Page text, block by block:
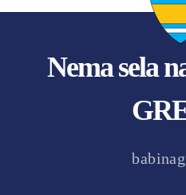
Nema sela